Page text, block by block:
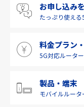
九州・沖縄
2019年6月(1)
2019年4月(1)
2019年2月(7)
お申し込み
たっぷり使える
料金プラン
5G対応ルータ
製品・端末
モバイルルータ